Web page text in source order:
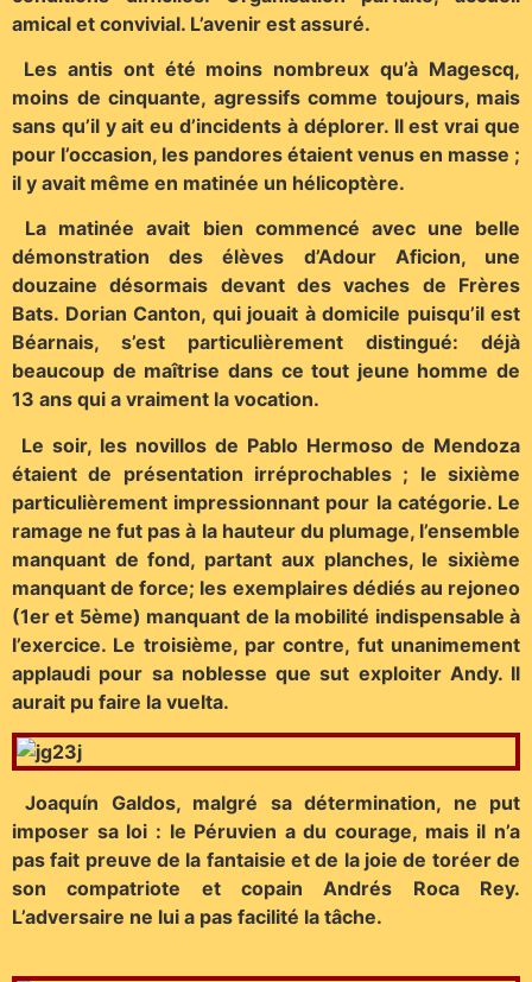
amical et convivial. L’avenir est assuré.
Les antis ont été moins nombreux qu’à Magescq,
moins de cinquante, agressifs comme toujours, mais
sans qu’il y ait eu d’incidents à déplorer. Il est vrai que
pour l’occasion, les pandores étaient venus en masse ;
il y avait même en matinée un hélicoptère.
La matinée avait bien commencé avec une belle
démonstration des élèves d’Adour Aficion, une
douzaine désormais devant des vaches de Frères
Bats. Dorian Canton, qui jouait à domicile puisqu’il est
Béarnais, s’est particulièrement distingué: déjà
beaucoup de maîtrise dans ce tout jeune homme de
13 ans qui a vraiment la vocation.
Le soir, les novillos de Pablo Hermoso de Mendoza
étaient de présentation irréprochables ; le sixième
particulièrement impressionnant pour la catégorie. Le
ramage ne fut pas à la hauteur du plumage, l’ensemble
manquant de fond, partant aux planches, le sixième
manquant de force; les exemplaires dédiés au rejoneo
(1er et 5ème) manquant de la mobilité indispensable à
l’exercice. Le troisième, par contre, fut unanimement
applaudi pour sa noblesse que sut exploiter Andy. Il
aurait pu faire la vuelta.
Joaquín Galdos, malgré sa détermination, ne put
imposer sa loi : le Péruvien a du courage, mais il n’a
pas fait preuve de la fantaisie et de la joie de toréer de
son compatriote et copain Andrés Roca Rey.
L’adversaire ne lui a pas facilité la tâche.